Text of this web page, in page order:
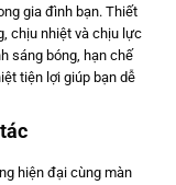
gia đình bạn. Thiết
chịu nhiệt và chịu lực
sáng bóng, hạn chế
tiện lợi giúp bạn dễ
hiện đại cùng màn